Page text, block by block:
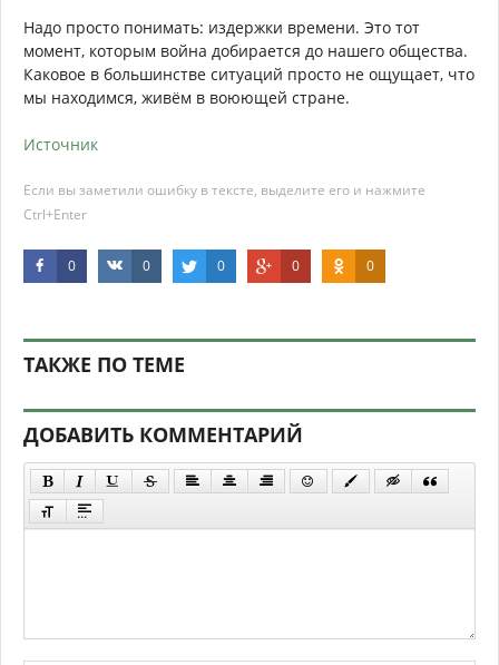
Надо просто понимать: издержки времени. Это тот
момент, которым война добирается до нашего общества.
Каковое в большинстве ситуаций просто не ощущает, что
мы находимся, живём в воюющей стране.
Источник
Если вы заметили ошибку в тексте, выделите его и нажмите
Ctrl+Enter
0 0 0 0 0
ТАКЖЕ ПО ТЕМЕ
ДОБАВИТЬ КОММЕНТАРИЙ